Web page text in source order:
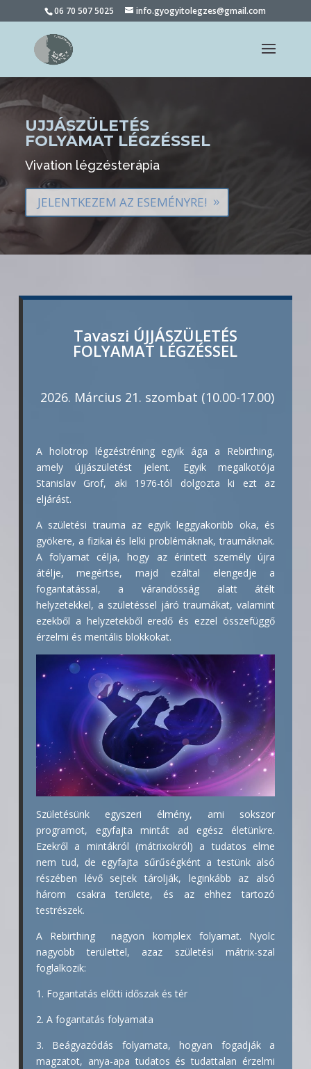
06 70 507 5025 info.gyogyitolegzes@gmail.com
UJJÁSZÜLETÉS
FOLYAMAT LÉGZÉSSEL
Vivation légzésterápia
JELENTKEZEM AZ ESEMÉNYRE!
Tavaszi ÚJJÁSZÜLETÉS
FOLYAMAT LÉGZÉSSEL
2026. Március 21. szombat (10.00-17.00)
A holotrop légzéstréning egyik ága a Rebirthing,
amely újjászületést jelent. Egyik megalkotója
Stanislav Grof, aki 1976-tól dolgozta ki ezt az
eljárást.
A születési trauma az egyik leggyakoribb oka, és
gyökere, a fizikai és lelki problémáknak, traumáknak.
A folyamat célja, hogy az érintett személy újra
átélje, megértse, majd ezáltal elengedje a
fogantatással, a várandósság alatt átélt
helyzetekkel, a születéssel járó traumákat, valamint
ezekből a helyzetekből eredő és ezzel összefüggő
érzelmi és mentális blokkokat.
Születésünk egyszeri élmény, ami sokszor
programot, egyfajta mintát ad egész életünkre.
Ezekről a mintákról (mátrixokról) a tudatos elme
nem tud, de egyfajta sűrűségként a testünk alsó
részében lévő sejtek tárolják, leginkább az alsó
három csakra területe, és az ehhez tartozó
testrészek.
A Rebirthing nagyon komplex folyamat. Nyolc
nagyobb területtel, azaz születési mátrix-szal
foglalkozik:
1. Fogantatás előtti időszak és tér
2. A fogantatás folyamata
3. Beágyazódás folyamata, hogyan fogadják a
magzatot, anya-apa tudatos és tudattalan érzelmi